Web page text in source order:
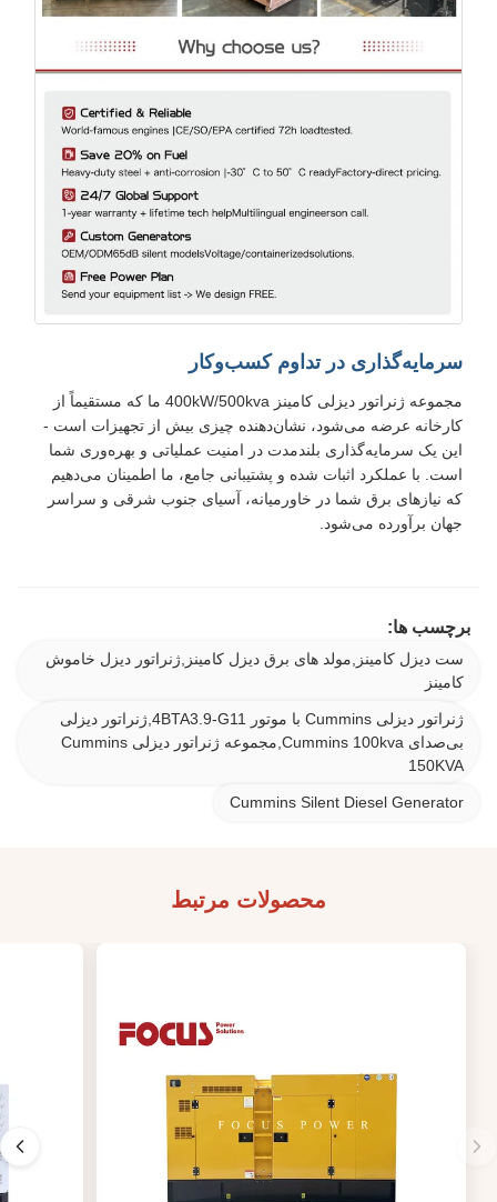
سرمایه‌گذاری در تداوم کسب‌وکار
مجموعه ژنراتور دیزلی کامینز 400kW/500kva ما که مستقیماً از
کارخانه عرضه می‌شود، نشان‌دهنده چیزی بیش از تجهیزات است -
این یک سرمایه‌گذاری بلندمدت در امنیت عملیاتی و بهره‌وری شما
است. با عملکرد اثبات شده و پشتیبانی جامع، ما اطمینان می‌دهیم
که نیازهای برق شما در خاورمیانه، آسیای جنوب شرقی و سراسر
جهان برآورده می‌شود.
برچسب ها:
ست دیزل کامینز,مولد های برق دیزل کامینز,ژنراتور دیزل خاموش
کامینز
ژنراتور دیزلی Cummins با موتور 4BTA3.9-G11,ژنراتور دیزلی
بی‌صدای Cummins 100kva,مجموعه ژنراتور دیزلی Cummins
150KVA
Cummins Silent Diesel Generator
محصولات مرتبط